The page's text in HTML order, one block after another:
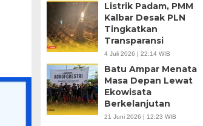
Listrik Padam, PMM
Kalbar Desak PLN
Tingkatkan
Transparansi
4 Juli 2026 | 22:14 WIB
Batu Ampar Menata
Masa Depan Lewat
Ekowisata
Berkelanjutan
21 Juni 2026 | 12:23 WIB